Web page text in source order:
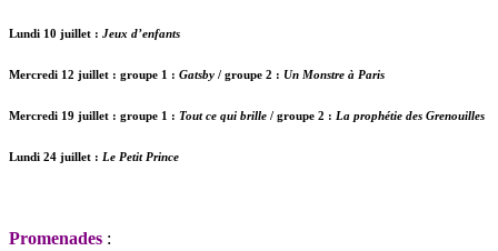
Lundi 10 juillet : Jeux d’enfants
Mercredi 12 juillet : groupe 1 : Gatsby / groupe 2 : Un Monstre à Paris
Mercredi 19 juillet : groupe 1 : Tout ce qui brille / groupe 2 : La prophétie des Grenouilles
Lundi 24 juillet : Le Petit Prince
Promenades :